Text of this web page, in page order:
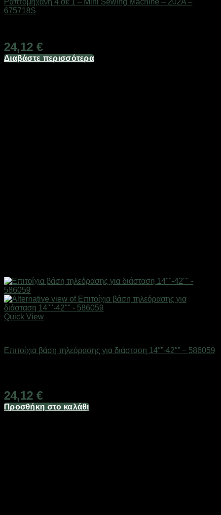
675718S
24,12 €
Διαβάστε περισσότερα
Quick View
Επιτοίχια βάση τηλεόρασης για διάσταση 14″”-42″” – 586059
24,12 €
Προσθήκη στο καλάθι